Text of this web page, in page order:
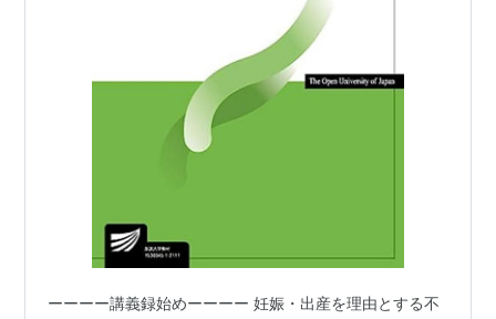
ーーーー講義録始めーーーー 妊娠・出産を理由とする不